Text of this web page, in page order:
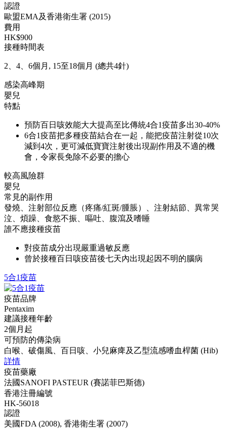
認證
歐盟EMA及香港衛生署 (2015)
費用
HK$900
接種時間表
2、4、6個月, 15至18個月 (總共4針)
感染高峰期
嬰兒
特點
預防百日咳效能大大提高至比傳統4合1疫苗多出30-40%
6合1疫苗把多種疫苗結合在一起，能把疫苗注射從10次
減到4次，更可減低寶寶注射後出現副作用及不適的機
會，令家長免除不必要的擔心
較高風險群
嬰兒
常見的副作用
發燒、注射部位反應（疼痛/紅斑/腫脹）、注射結節、異常哭
泣、煩躁、食慾不振、嘔吐、腹瀉及嗜睡
誰不應接種疫苗
對疫苗成分出現嚴重過敏反應
曾於接種百日咳疫苗後七天內出現起因不明的腦病
5合1疫苗
疫苗品牌
Pentaxim
建議接種年齡
2個月起
可預防的傳染病
白喉、破傷風、百日咳、小兒麻痺及乙型流感嗜血桿菌 (Hib)
詳情
疫苗藥廠
法國SANOFI PASTEUR (賽諾菲巴斯德)
香港注冊編號
HK-56018
認證
美國FDA (2008), 香港衛生署 (2007)